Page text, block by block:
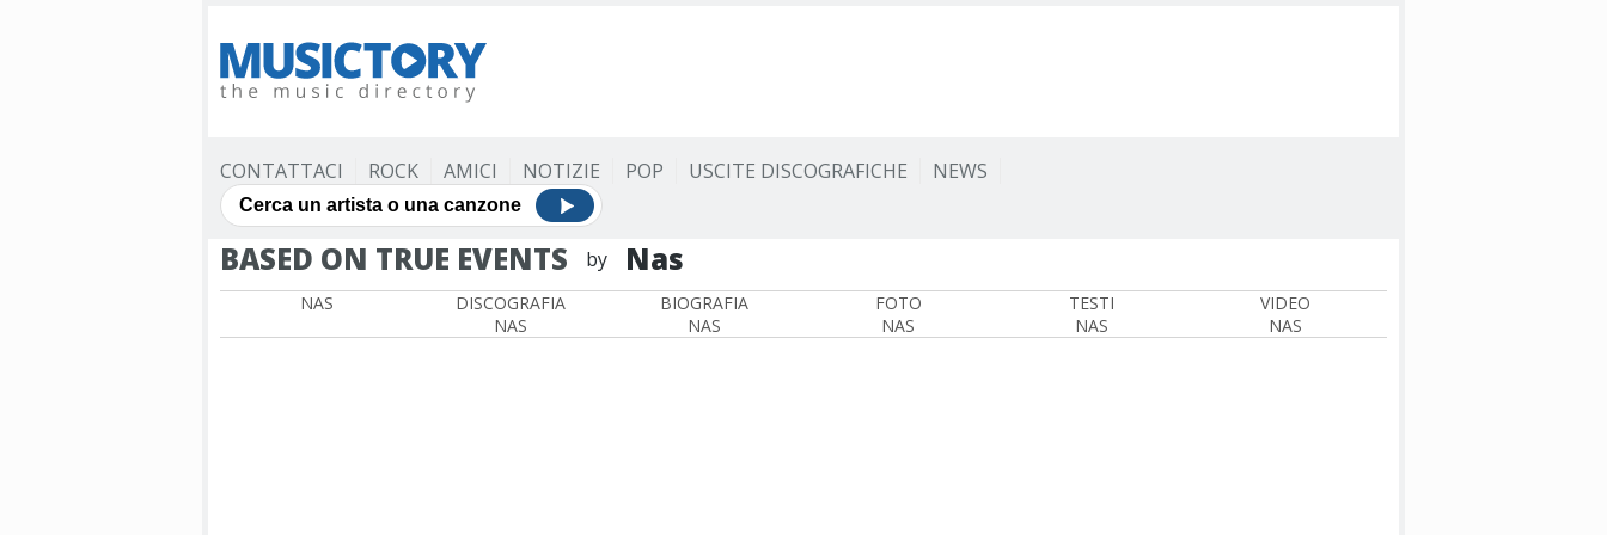
CONTATTACI ROCK AMICI NOTIZIE POP USCITE DISCOGRAFICHE NEWS
BASED ON TRUE EVENTS by Nas
NAS
DISCOGRAFIA
NAS
BIOGRAFIA
NAS
FOTO
NAS
TESTI
NAS
VIDEO
NAS